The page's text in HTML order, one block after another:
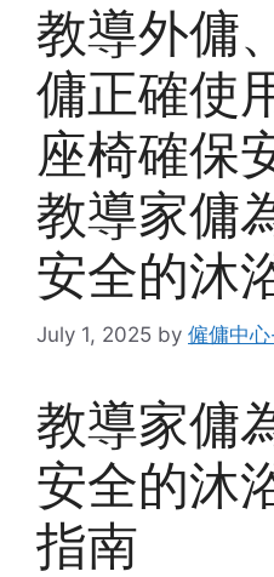
教導外傭
傭正確使
座椅確保
教導家傭
安全的沐
July 1, 2025 by 僱傭中
教導家傭
安全的沐
指南